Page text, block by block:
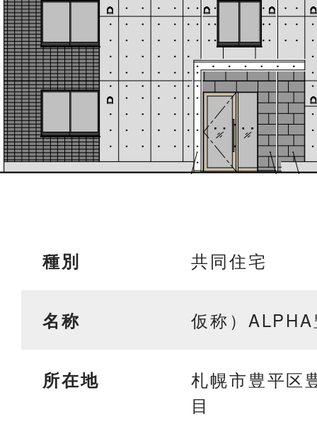
種別 共同住宅
名称 仮称）
所在地
札幌市豊平区
目